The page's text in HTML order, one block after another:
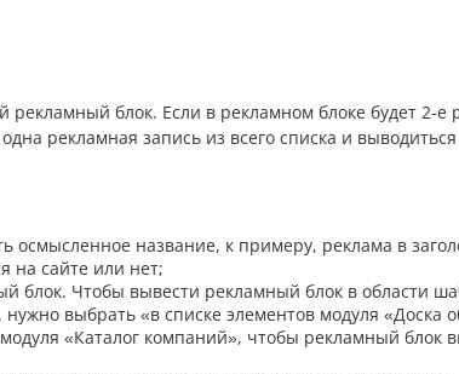
блок. Если в рекламном блоке будет 2-е
рекламная запись из всего списка и
осмысленное название, к примеру, реклама в
на сайте или нет;
блок. Чтобы вывести рекламный блок в области
выбрать «в списке элементов модуля «Доска
«Каталог компаний», чтобы рекламный блок